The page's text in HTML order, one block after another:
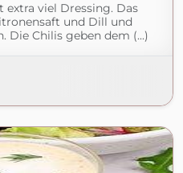
extra viel Dressing. Das
und Dill und
Die Chilis geben dem (...)